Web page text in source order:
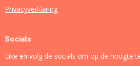
Privacyverklaring
Socials
Like en volg de socials om op de hoogte